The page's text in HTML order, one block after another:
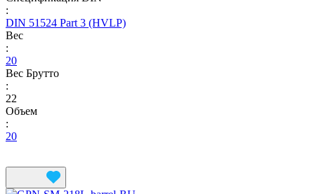
:
DIN 51524 Part 3 (HVLP)
Вес
:
20
Вес Брутто
:
22
Объем
:
20